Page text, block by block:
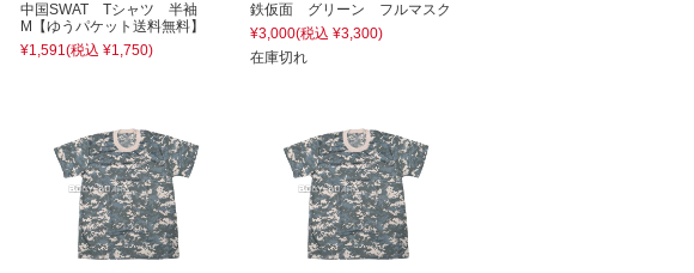
中国SWAT Tシャツ 半袖
M【ゆうパケット送料無料】
¥1,591(税込 ¥1,750)
鉄仮面 グリーン フルマスク
¥3,000(税込 ¥3,300)
在庫切れ